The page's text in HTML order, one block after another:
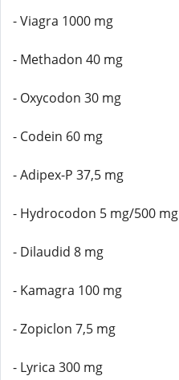
- Viagra 1000 mg
- Methadon 40 mg
- Oxycodon 30 mg
- Codein 60 mg
- Adipex-P 37,5 mg
- Hydrocodon 5 mg/500 mg
- Dilaudid 8 mg
- Kamagra 100 mg
- Zopiclon 7,5 mg
- Lyrica 300 mg